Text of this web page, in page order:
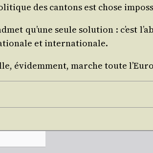
des can­tons est chose
qu’une seule solu­tion :
et internationale.
évi­dem­ment, marche toute